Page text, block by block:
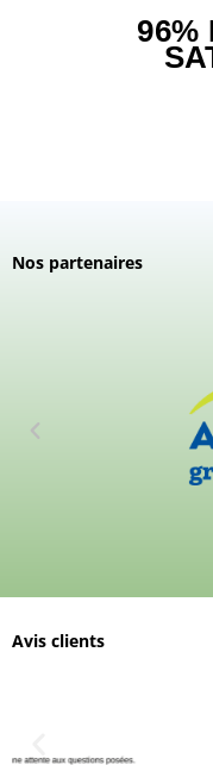
96%
Nos partenaires
Avis clients